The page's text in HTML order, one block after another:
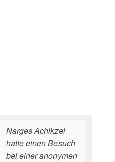
Narges Achikzei
hatte einen Besuch
bei einer anonymen